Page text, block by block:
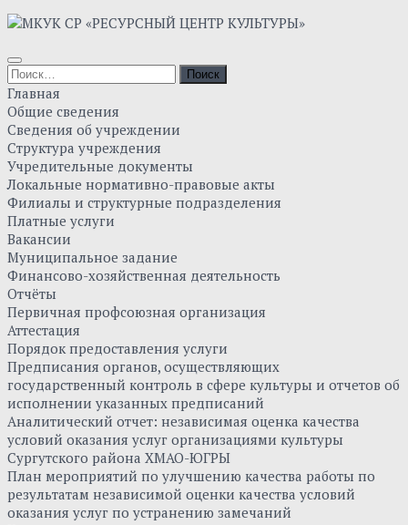
Главная
Общие сведения
Сведения об учреждении
Структура учреждения
Учредительные документы
Локальные нормативно-правовые акты
Филиалы и структурные подразделения
Платные услуги
Вакансии
Муниципальное задание
Финансово-хозяйственная деятельность
Отчёты
Первичная профсоюзная организация
Аттестация
Порядок предоставления услуги
Предписания органов, осуществляющих
государственный контроль в сфере культуры и отчетов об
исполнении указанных предписаний
Аналитический отчет: независимая оценка качества
условий оказания услуг организациями культуры
Сургутского района ХМАО-ЮГРЫ
План мероприятий по улучшению качества работы по
результатам независимой оценки качества условий
оказания услуг по устранению замечаний